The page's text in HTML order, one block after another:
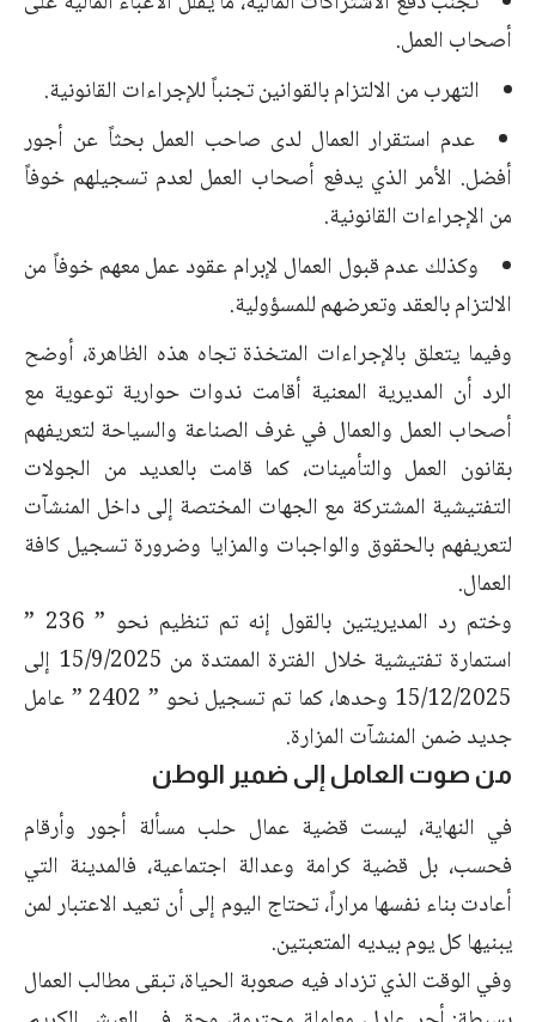
أصحاب العمل.
التهرب من الالتزام بالقوانين تجنباً للإجراءات القانونية.
عدم استقرار العمال لدى صاحب العمل بحثاً عن أجور
أفضل. الأمر الذي يدفع أصحاب العمل لعدم تسجيلهم خوفاً
من الإجراءات القانونية.
وكذلك عدم قبول العمال لإبرام عقود عمل معهم خوفاً من
الالتزام بالعقد وتعرضهم للمسؤولية.
وفيما يتعلق بالإجراءات المتخذة تجاه هذه الظاهرة، أوضح
الرد أن المديرية المعنية أقامت ندوات حوارية توعوية مع
أصحاب العمل والعمال في غرف الصناعة والسياحة لتعريفهم
بقانون العمل والتأمينات، كما قامت بالعديد من الجولات
التفتيشية المشتركة مع الجهات المختصة إلى داخل المنشآت
لتعريفهم بالحقوق والواجبات والمزايا وضرورة تسجيل كافة
العمال.
وختم رد المديريتين بالقول إنه تم تنظيم نحو ” 236 ”
استمارة تفتيشية خلال الفترة الممتدة من 15/9/2025 إلى
15/12/2025 وحدها، كما تم تسجيل نحو ” 2402 ” عامل
جديد ضمن المنشآت المزارة.
من صوت العامل إلى ضمير الوطن
في النهاية، ليست قضية عمال حلب مسألة أجور وأرقام
فحسب، بل قضية كرامة وعدالة اجتماعية، فالمدينة التي
أعادت بناء نفسها مراراً، تحتاج اليوم إلى أن تعيد الاعتبار لمن
يبنيها كل يوم بيديه المتعبتين.
وفي الوقت الذي تزداد فيه صعوبة الحياة، تبقى مطالب العمال